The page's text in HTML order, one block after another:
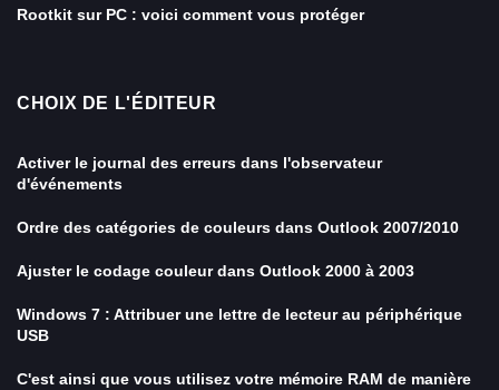
Rootkit sur PC : voici comment vous protéger
CHOIX DE L'ÉDITEUR
Activer le journal des erreurs dans l'observateur
d'événements
Ordre des catégories de couleurs dans Outlook 2007/2010
Ajuster le codage couleur dans Outlook 2000 à 2003
Windows 7 : Attribuer une lettre de lecteur au périphérique
USB
C'est ainsi que vous utilisez votre mémoire RAM de manière